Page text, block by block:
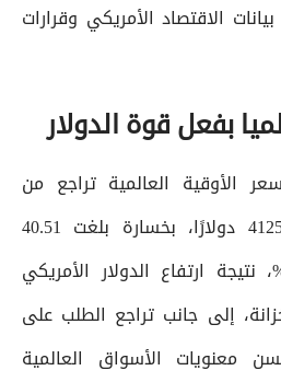
الاقتصاد الأمريكي وقرارات
بفعل قوة الدولار
الأوقية العالمية تراجع من
4165.65 دولارًا إلى 4125.14 دولارًا، بخسارة بلغت 40.51
تعادل نحو 0.97%، نتيجة ارتفاع الدولار الأمريكي
إلى جانب تراجع الطلب على
معنويات الأسواق العالمية